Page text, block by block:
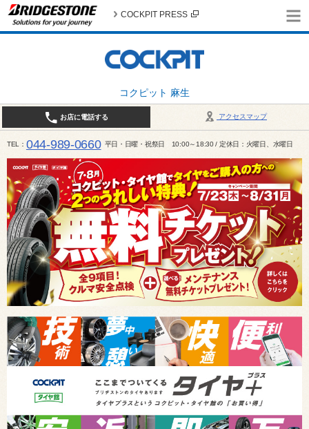
コクピット 麻生
COCKPIT PRESS
アクセスマップ
お店に電話する
TEL 044-989-0660 平日・日曜・祝祭日 10:00～18:30 / 定休日：火曜日、水曜日